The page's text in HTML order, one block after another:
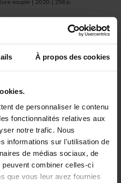
À propos des cookies
de personnaliser le contenu
fonctionnalités relatives aux
notre trafic. Nous
informations sur l'utilisation de
de médias sociaux, de
combiner celles-ci
que vous leur avez fournies
souple
2020 256
50
Bonds = Building
Jozefien De Feyter
Carolien Boom
souple
2025 200
99